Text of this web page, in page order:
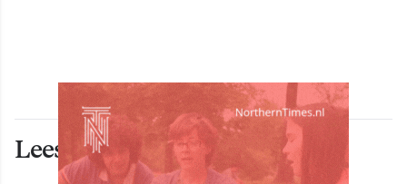
Lees ook deze artikelen